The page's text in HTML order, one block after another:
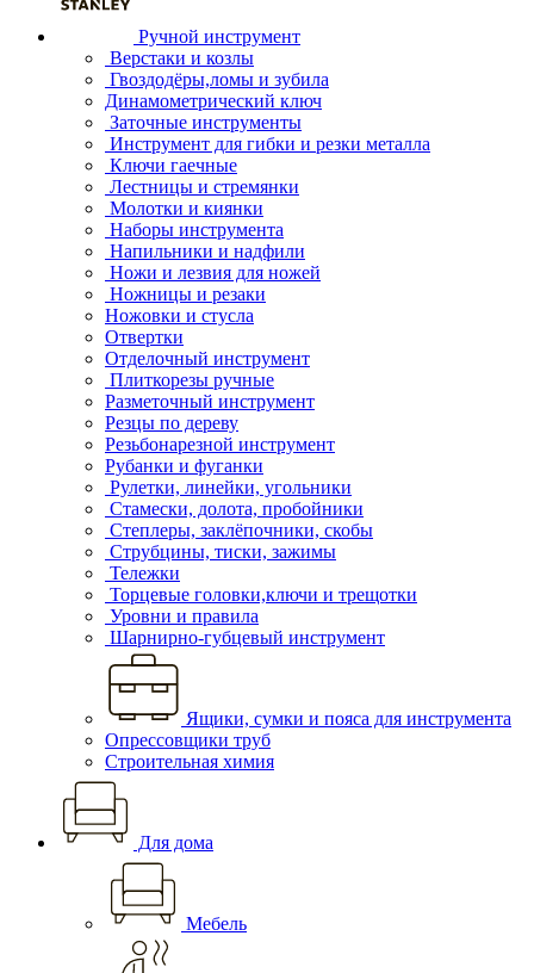
Ручной инструмент
Верстаки и козлы
Гвоздодёры,ломы и зубила
Динамометрический ключ
Заточные инструменты
Инструмент для гибки и резки металла
Ключи гаечные
Лестницы и стремянки
Молотки и киянки
Наборы инструмента
Напильники и надфили
Ножи и лезвия для ножей
Ножницы и резаки
Ножовки и стусла
Отвертки
Отделочный инструмент
Плиткорезы ручные
Разметочный инструмент
Резцы по дереву
Резьбонарезной инструмент
Рубанки и фуганки
Рулетки, линейки, угольники
Стамески, долота, пробойники
Степлеры, заклёпочники, скобы
Струбцины, тиски, зажимы
Тележки
Торцевые головки,ключи и трещотки
Уровни и правила
Шарнирно-губцевый инструмент
Ящики, сумки и пояса для инструмента
Опрессовщики труб
Строительная химия
Для дома
Мебель